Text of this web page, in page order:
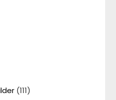
(111)